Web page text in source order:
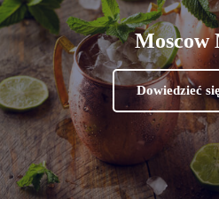
Moscow
Dowiedzieć